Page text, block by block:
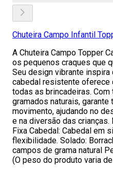
Chuteira Campo Infantil
A Chuteira Campo Topper
os pequenos craques que
Seu design vibrante inspira
cabedal resistente oferece
todas as brincadeiras.
gramados naturais, garante
movimento, ajudando no
e na diversão das crianças.
Fixa Cabedal: Cabedal em
flexibilidade. Solado:
campos de grama natural
(O peso do produto varia